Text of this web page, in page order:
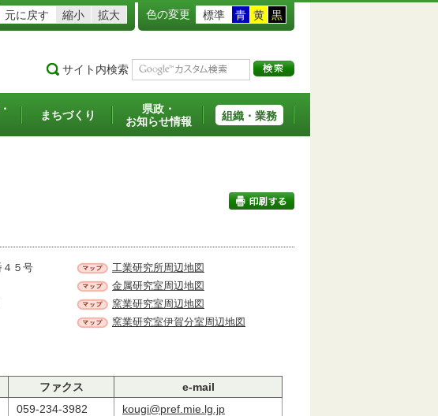
元に戻す 縮小 拡大 色の変更 標準 青 黄 黒
サイト内検索
まちづくり
県政・
お知らせ情報
組織・業務
４５号
工業研究所周辺地図
金属研究室周辺地図
窯業研究室周辺地図
窯業研究室伊賀分室周辺地図
ファクス
e-mail
059-234-3982
kougi@pref.mie.lg.jp